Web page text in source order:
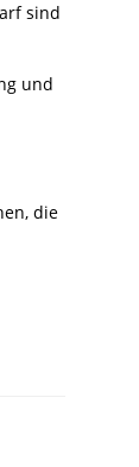
sind
und
die